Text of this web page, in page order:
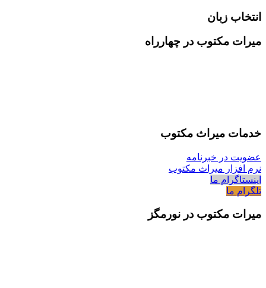
انتخاب زبان
میرات مکتوب در چهارراه
خدمات میراث مکتوب
عضویت در خبرنامه
نرم افزار میراث مکتوب
اینستاگرام ما
تلگرام ما
میرات مکتوب در نورمگز